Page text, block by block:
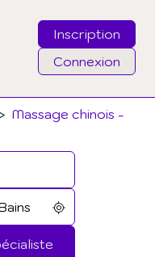
Inscription
Connexion
Massage chinois -
de passe